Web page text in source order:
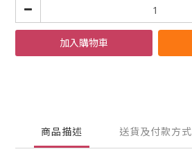
加入購物車
商品描述 送貨及付款方式